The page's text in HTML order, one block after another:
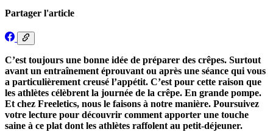
Partager l'article
C’est toujours une bonne idée de préparer des crêpes. Surtout
avant un entraînement éprouvant ou après une séance qui vous
a particulièrement creusé l’appétit. C’est pour cette raison que
les athlètes célèbrent la journée de la crêpe. En grande pompe.
Et chez Freeletics, nous le faisons à notre manière. Poursuivez
votre lecture pour découvrir comment apporter une touche
saine à ce plat dont les athlètes raffolent au petit-déjeuner.